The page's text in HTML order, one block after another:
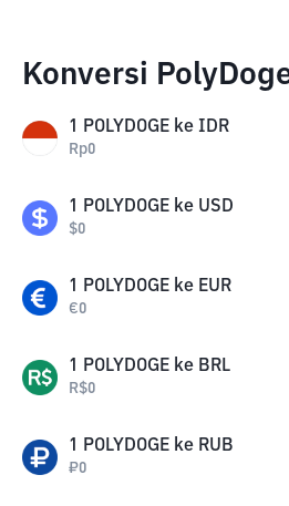
Konversi
1 POLYDOGE ke IDR
Rp0
1 POLYDOGE ke USD
$0
1 POLYDOGE ke EUR
€0
1 POLYDOGE ke BRL
R$0
1 POLYDOGE ke RUB
₽0